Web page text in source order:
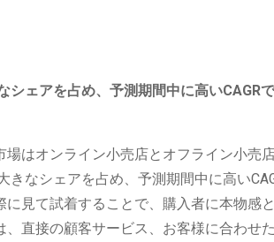
ェアを占め、予測期間中に高いCAGR
はオンライン小売店とオフライン小売
なシェアを占め、予測期間中に高い
見て試着することで、購入者に本物感
直接の顧客サービス、お客様に合わせ